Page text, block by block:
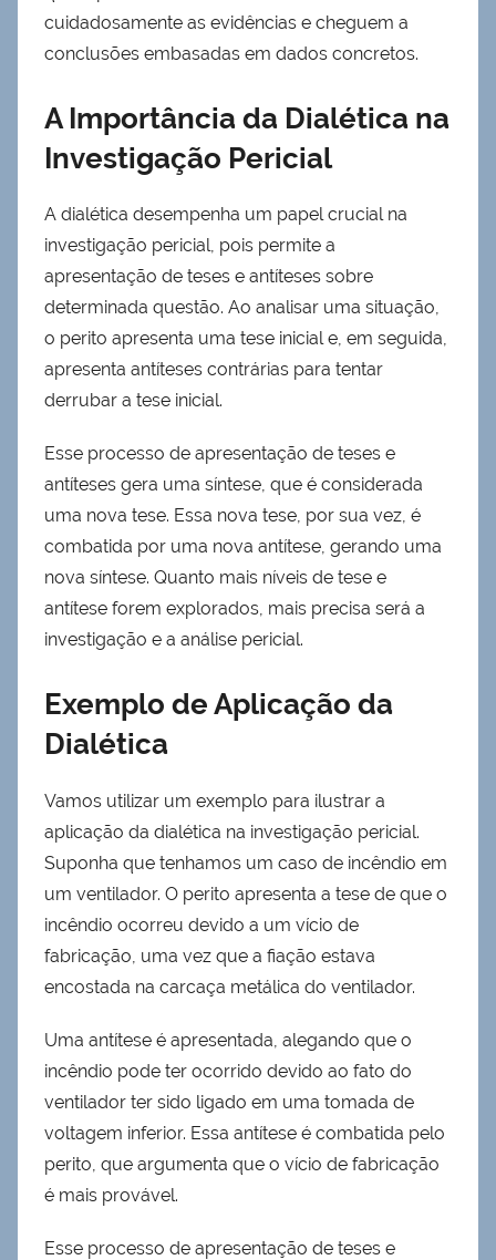
cuidadosamente as evidências e cheguem a
conclusões embasadas em dados concretos.
A Importância da Dialética na
Investigação Pericial
A dialética desempenha um papel crucial na
investigação pericial, pois permite a
apresentação de teses e antíteses sobre
determinada questão. Ao analisar uma situação,
o perito apresenta uma tese inicial e, em seguida,
apresenta antíteses contrárias para tentar
derrubar a tese inicial.
Esse processo de apresentação de teses e
antíteses gera uma síntese, que é considerada
uma nova tese. Essa nova tese, por sua vez, é
combatida por uma nova antítese, gerando uma
nova síntese. Quanto mais níveis de tese e
antítese forem explorados, mais precisa será a
investigação e a análise pericial.
Exemplo de Aplicação da
Dialética
Vamos utilizar um exemplo para ilustrar a
aplicação da dialética na investigação pericial.
Suponha que tenhamos um caso de incêndio em
um ventilador. O perito apresenta a tese de que o
incêndio ocorreu devido a um vício de
fabricação, uma vez que a fiação estava
encostada na carcaça metálica do ventilador.
Uma antítese é apresentada, alegando que o
incêndio pode ter ocorrido devido ao fato do
ventilador ter sido ligado em uma tomada de
voltagem inferior. Essa antítese é combatida pelo
perito, que argumenta que o vício de fabricação
é mais provável.
Esse processo de apresentação de teses e